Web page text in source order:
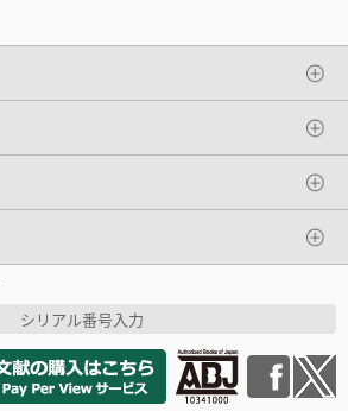
シリアル番号入力